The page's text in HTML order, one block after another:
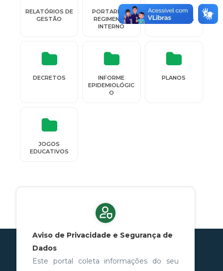
RELATÓRIOS DE
GESTÃO
PORTARIAS /
REGIMENTO
INTERNO
OUTRAS
PUBLICAÇÕES
DECRETOS
INFORME
EPIDEMIOLÓGIC
O
PLANOS
JOGOS
EDUCATIVOS
Aviso de Privacidade e Segurança de
Dados
Este portal coleta informações do seu